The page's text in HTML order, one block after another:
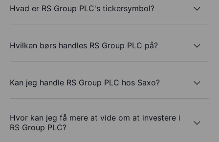
Hvad er RS Group PLC's tickersymbol?
Hvilken børs handles RS Group PLC på?
Kan jeg handle RS Group PLC hos Saxo?
Hvor kan jeg få mere at vide om at investere i
RS Group PLC?